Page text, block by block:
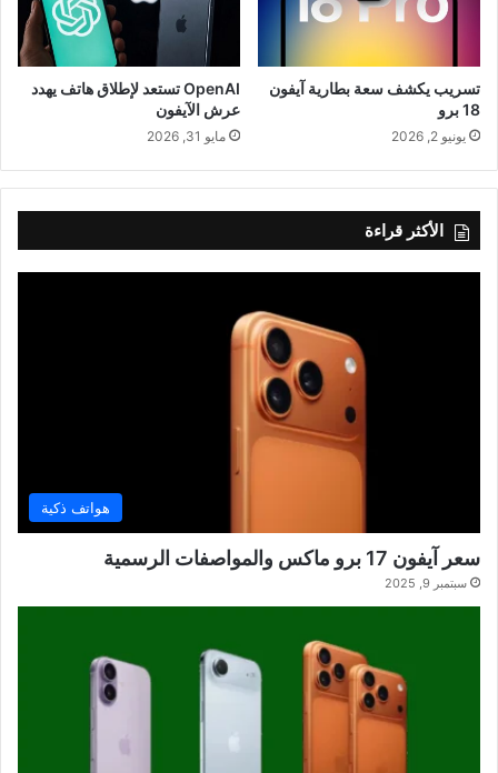
تسريب يكشف سعة بطارية آيفون
18 برو
يونيو 2, 2026
OpenAI تستعد لإطلاق هاتف يهدد
عرش الآيفون
مايو 31, 2026
الأكثر قراءة
هواتف ذكية
سعر آيفون 17 برو ماكس والمواصفات الرسمية
سبتمبر 9, 2025